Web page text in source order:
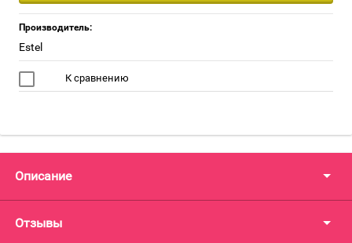
Производитель:
Estel
К сравнению
Описание
Отзывы